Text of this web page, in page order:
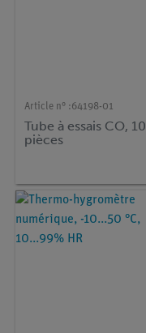
Article n° :64198-01
Tube à essais CO, 10
pièces